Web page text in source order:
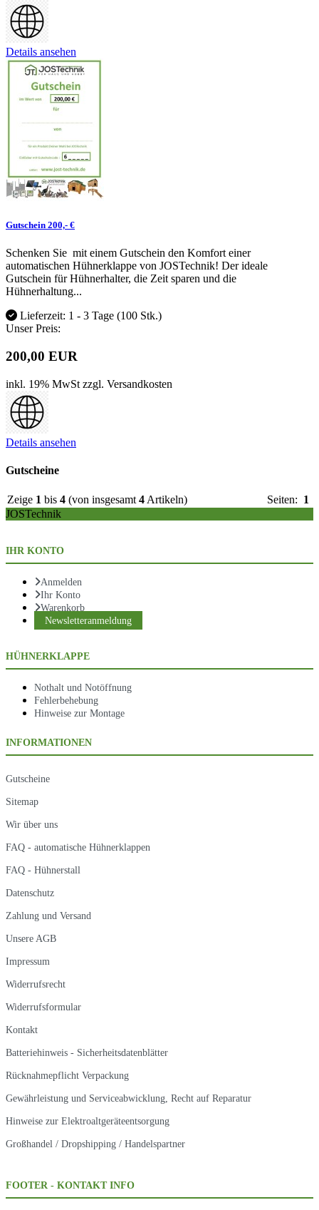
Details ansehen
Gutschein 200,- €
Schenken Sie mit einem Gutschein den Komfort einer
automatischen Hühnerklappe von JOSTechnik! Der ideale
Gutschein für Hühnerhalter, die Zeit sparen und die
Hühnerhaltung...
Lieferzeit: 1 - 3 Tage (100 Stk.)
Unser Preis:
200,00 EUR
inkl. 19% MwSt zzgl. Versandkosten
Details ansehen
Gutscheine
Zeige 1 bis 4 (von insgesamt 4 Artikeln) Seiten: 1
JOSTechnik
IHR KONTO
Anmelden
Ihr Konto
Warenkorb
Newsletteranmeldung
HÜHNERKLAPPE
Nothalt und Notöffnung
Fehlerbehebung
Hinweise zur Montage
INFORMATIONEN
Gutscheine
Sitemap
Wir über uns
FAQ - automatische Hühnerklappen
FAQ - Hühnerstall
Datenschutz
Zahlung und Versand
Unsere AGB
Impressum
Widerrufsrecht
Widerrufsformular
Kontakt
Batteriehinweis - Sicherheitsdatenblätter
Rücknahmepflicht Verpackung
Gewährleistung und Serviceabwicklung, Recht auf Reparatur
Hinweise zur Elektroaltgeräteentsorgung
Großhandel / Dropshipping / Handelspartner
FOOTER - KONTAKT INFO